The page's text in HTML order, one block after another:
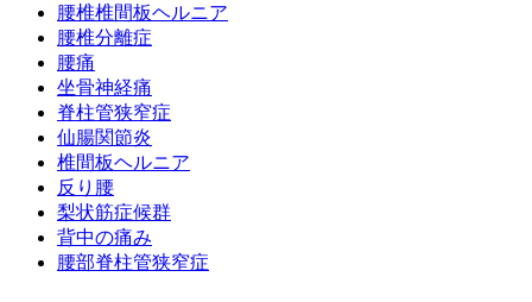
腰椎椎間板ヘルニア
腰椎分離症
腰痛
坐骨神経痛
脊柱管狭窄症
仙腸関節炎
椎間板ヘルニア
反り腰
梨状筋症候群
背中の痛み
腰部脊柱管狭窄症